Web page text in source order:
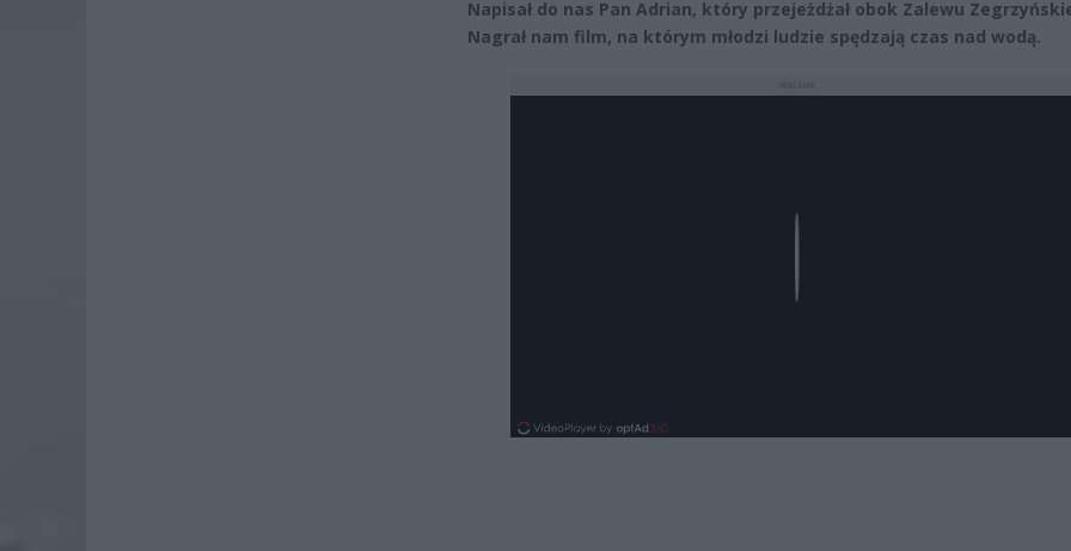
Napisał do nas Pan Adrian, który przejeżdżał obok Zalewu
Nagrał nam film, na którym młodzi ludzie spędzają czas nad wodą.